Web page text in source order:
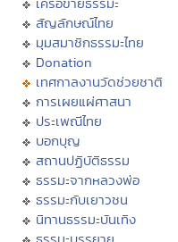
สัญลักษณ์ไทย
มุมสมาชิกธรรมะไทย
Donation
เทศกาลงานวัดช่วยชาติ
การเผยแผ่ศาสนา
ประเพณีไทย
บอกบุญ
สถานปฏิบัติธรรม
ธรรมะจากหลวงพ่อ
ธรรมะกับเยาวชน
นิทานธรรมะบันเทิง